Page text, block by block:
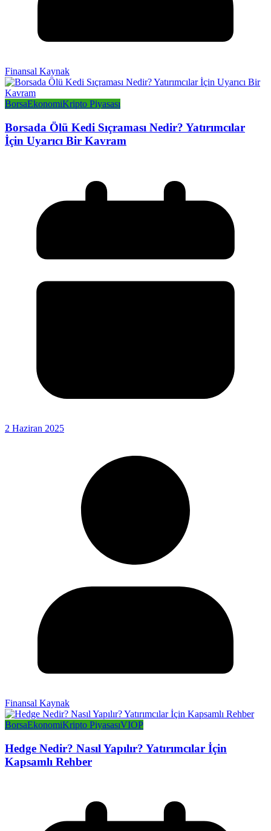
Finansal Kaynak
BorsaEkonomiKripto Piyasası
Borsada Ölü Kedi Sıçraması Nedir? Yatırımcılar
İçin Uyarıcı Bir Kavram
2 Haziran 2025
Finansal Kaynak
BorsaEkonomiKripto PiyasasıVIOP
Hedge Nedir? Nasıl Yapılır? Yatırımcılar İçin
Kapsamlı Rehber